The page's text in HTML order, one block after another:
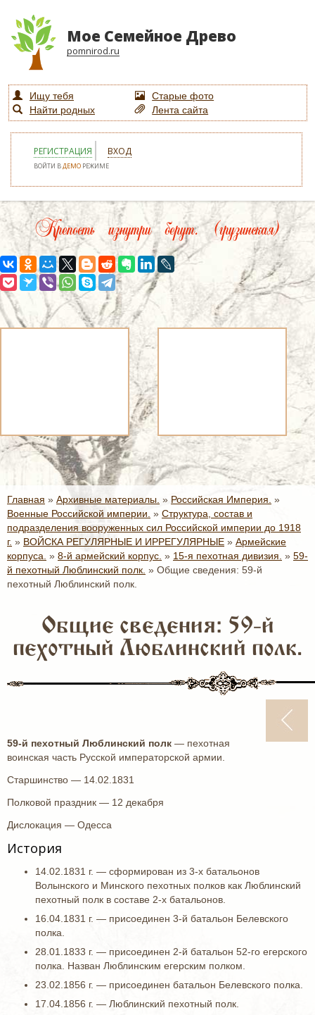
Мое Семейное Древо
pomnirod.ru
Ищу тебя
Старые фото
Найти родных
Лента сайта
РЕГИСТРАЦИЯ ВХОД
ВОЙТИ ВДЕМО РЕЖИМЕ
Крепость изнутри берут. (грузинская)
Главная » Архивные материалы. » Российская Империя. »
Военные Российской империи. » Структура, состав и
подразделения вооруженных сил Российской империи до 1918
г. » ВОЙСКА РЕГУЛЯРНЫЕ И ИРРЕГУЛЯРНЫЕ » Армейские
корпуса. » 8-й армейский корпус. » 15-я пехотная дивизия. » 59-
й пехотный Люблинский полк. » Общие сведения: 59-й
пехотный Люблинский полк.
Общие сведения: 59-й
пехотный Люблинский полк.
59-й пехотный Люблинский полк — пехотная
воинская часть Русской императорской армии.
Старшинство — 14.02.1831
Полковой праздник — 12 декабря
Дислокация — Одесса
История
14.02.1831 г. — сформирован из 3-х батальонов
Волынского и Минского пехотных полков как Люблинский
пехотный полк в составе 2-х батальонов.
16.04.1831 г. — присоединен 3-й батальон Белевского
полка.
28.01.1833 г. — присоединен 2-й батальон 52-го егерского
полка. Назван Люблинским егерским полком.
23.02.1856 г. — присоединен батальон Белевского полка.
17.04.1856 г. — Люблинский пехотный полк.